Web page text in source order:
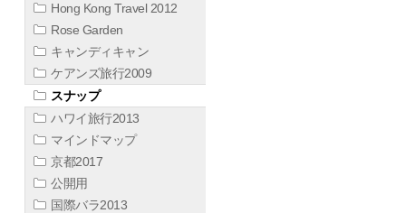
Hong Kong Travel 2012
Rose Garden
キャンディキャン
ケアンズ旅行2009
スナップ
ハワイ旅行2013
マインドマップ
京都2017
公開用
国際バラ2013